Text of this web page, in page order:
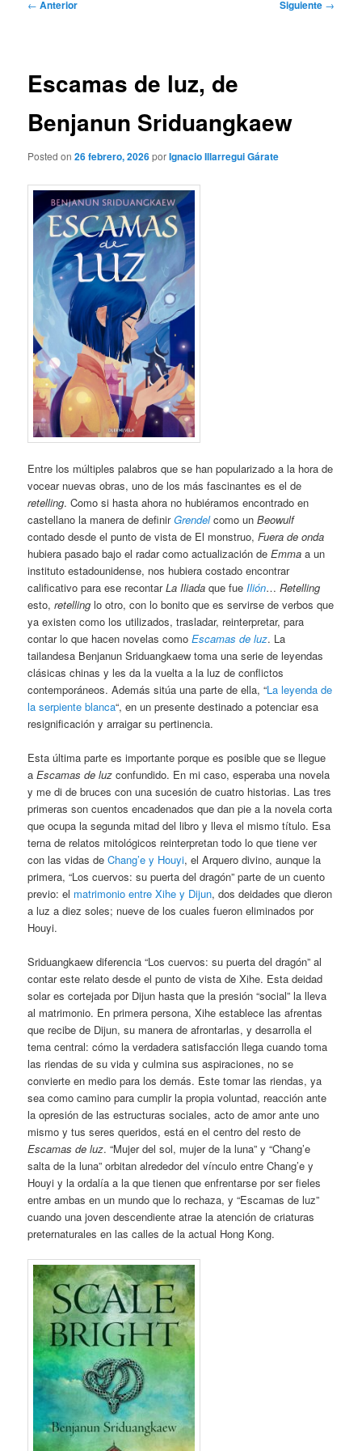
← Anterior Siguiente →
Escamas de luz, de
Benjanun Sriduangkaew
Posted on26 febrero, 2026porIgnacio Illarregui Gárate
Entre los múltiples palabros que se han popularizado a la hora de
vocear nuevas obras, uno de los más fascinantes es el de
retelling. Como si hasta ahora no hubiéramos encontrado en
castellano la manera de definirGrendelcomo unBeowulf
contado desde el punto de vista de El monstruo,Fuera de onda
hubiera pasado bajo el radar como actualización deEmma a un
instituto estadounidense, nos hubiera costado encontrar
calificativo para ese recontarLa Iliada que fueIlión…Retelling
esto,retelling lo otro, con lo bonito que es servirse de verbos que
ya existen como los utilizados, trasladar, reinterpretar, para
contar lo que hacen novelas comoEscamas de luz. La
tailandesa Benjanun Sriduangkaew toma una serie de leyendas
clásicas chinas y les da la vuelta a la luz de conflictos
contemporáneos. Además sitúa una parte de ella, “La leyenda de
la serpiente blanca“, en un presente destinado a potenciar esa
resignificación y arraigar su pertinencia.
Esta última parte es importante porque es posible que se llegue
aEscamas de luz confundido. En mi caso, esperaba una novela
y me di de bruces con una sucesión de cuatro historias. Las tres
primeras son cuentos encadenados que dan pie a la novela corta
que ocupa la segunda mitad del libro y lleva el mismo título. Esa
terna de relatos mitológicos reinterpretan todo lo que tiene ver
con las vidas deChang’e y Houyi, el Arquero divino, aunque la
primera, “Los cuervos: su puerta del dragón” parte de un cuento
previo: el matrimonio entre Xihe y Dijun, dos deidades que dieron
a luz a diez soles; nueve de los cuales fueron eliminados por
Houyi.
Sriduangkaew diferencia “Los cuervos: su puerta del dragón” al
contar este relato desde el punto de vista de Xihe. Esta deidad
solar es cortejada por Dijun hasta que la presión “social” la lleva
al matrimonio. En primera persona, Xihe establece las afrentas
que recibe de Dijun, su manera de afrontarlas, y desarrolla el
tema central: cómo la verdadera satisfacción llega cuando toma
las riendas de su vida y culmina sus aspiraciones, no se
convierte en medio para los demás. Este tomar las riendas, ya
sea como camino para cumplir la propia voluntad, reacción ante
la opresión de las estructuras sociales, acto de amor ante uno
mismo y tus seres queridos, está en el centro del resto de
Escamas de luz. “Mujer del sol, mujer de la luna” y “Chang’e
salta de la luna” orbitan alrededor del vínculo entre Chang’e y
Houyi y la ordalía a la que tienen que enfrentarse por ser fieles
entre ambas en un mundo que lo rechaza, y “Escamas de luz”
cuando una joven descendiente atrae la atención de criaturas
preternaturales en las calles de la actual Hong Kong.